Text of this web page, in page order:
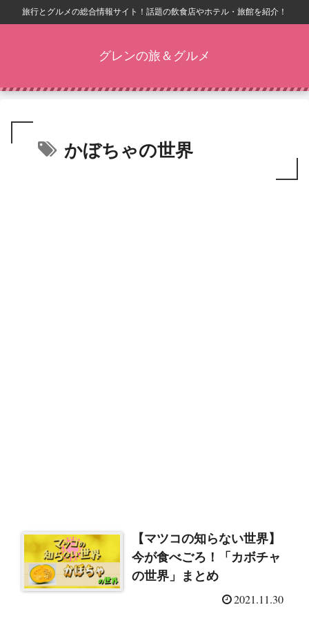
旅行とグルメの総合情報サイト！話題の飲食店やホテル・旅館を紹介！
グレンの旅＆グルメ
かぼちゃの世界
【マツコの知らない世界】
今が食べごろ！「カボチャ
の世界」まとめ
2021.11.30